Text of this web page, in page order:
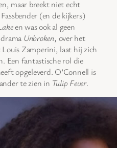
maar breekt niet echt
(en de kijkers)
en was ook al geen
Unbroken, over het
Zamperini, laat hij zich
Een fantastische rol die
opgeleverd. O’Connell is
te zien in Tulip Fever.